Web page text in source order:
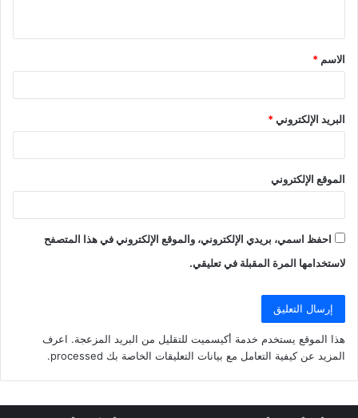
ق
*
الاسم *
البريد الإلكتروني*
الموقع الإلكتروني
احفظ اسمي، بريدي الإلكتروني، والموقع الإلكتروني في هذا المتصفح
لاستخدامها المرة المقبلة في تعليقي.
هذا الموقع يستخدم خدمة أكيسميت للتقليل من البريد المزعجة. اعرف
المزيد عن كيفية التعامل مع بيانات التعليقات الخاصة بك processed
.